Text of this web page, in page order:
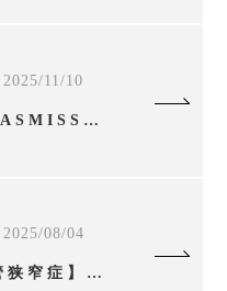
2025/11/10
【第２８回JASMISS優秀演題賞】松本光司准教授の研究が優秀演題賞に選ばれました。
2025/08/04
【腰部脊柱管狭窄症】澤田浩克准教授の記事が板橋経済新聞に掲載されました。